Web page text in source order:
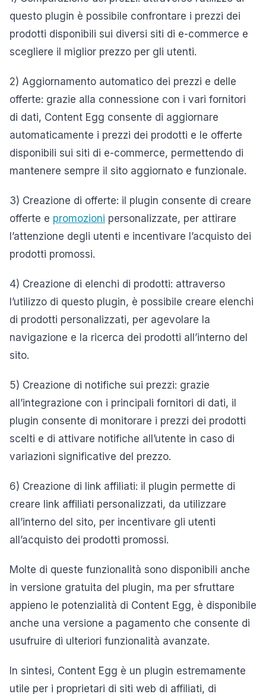
questo plugin è possibile confrontare i prezzi dei
prodotti disponibili sui diversi siti di e-commerce e
scegliere il miglior prezzo per gli utenti.
2) Aggiornamento automatico dei prezzi e delle
offerte: grazie alla connessione con i vari fornitori
di dati, Content Egg consente di aggiornare
automaticamente i prezzi dei prodotti e le offerte
disponibili sui siti di e-commerce, permettendo di
mantenere sempre il sito aggiornato e funzionale.
3) Creazione di offerte: il plugin consente di creare
offerte e promozioni personalizzate, per attirare
l’attenzione degli utenti e incentivare l’acquisto dei
prodotti promossi.
4) Creazione di elenchi di prodotti: attraverso
l’utilizzo di questo plugin, è possibile creare elenchi
di prodotti personalizzati, per agevolare la
navigazione e la ricerca dei prodotti all’interno del
sito.
5) Creazione di notifiche sui prezzi: grazie
all’integrazione con i principali fornitori di dati, il
plugin consente di monitorare i prezzi dei prodotti
scelti e di attivare notifiche all’utente in caso di
variazioni significative del prezzo.
6) Creazione di link affiliati: il plugin permette di
creare link affiliati personalizzati, da utilizzare
all’interno del sito, per incentivare gli utenti
all’acquisto dei prodotti promossi.
Molte di queste funzionalità sono disponibili anche
in versione gratuita del plugin, ma per sfruttare
appieno le potenzialità di Content Egg, è disponibile
anche una versione a pagamento che consente di
usufruire di ulteriori funzionalità avanzate.
In sintesi, Content Egg è un plugin estremamente
utile per i proprietari di siti web di affiliati, di